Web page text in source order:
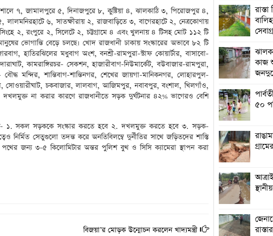
৭, জামালপুরে ৫, দিনাজপুরে ৮, কুষ্টিয়া ৪, ঝালকাঠি ৩, পিরোজপুর ৪,
লালমনিরহাটে ৬, সাতক্ষীরায় ২, রাজবাড়িতে ৩, বাগেরহাটে ২, নেত্রকোণায়
২, রংপুরে ২, সিলেটে ২, চট্টগ্রামে ৪ এবং খুলনায় ৪ টিসহ মোট ১১২ টি
ভোগান্তি বেড়ে চলছে। খোদ রাজধানী ঢাকায় সংস্কারের অভাবে ৮২ টি
হাতিরঝিলের মধুবাগ অংশ, বনশ্রী-রামপুরা-স্টাফ কোয়ার্টার, বাসাবো-
কামরাঙ্গিরচর- সেকশন, হাজারীবাগ-নিউমার্কেট, বউবাজার-রামপুরা,
মন্দির, শান্তিবাগ-শান্তিনগর, শেখের জায়গা-মানিকনগর, লোহারপুল-
সোওয়ারীঘাট, চকবাজার, লালবাগ, আজিমপুর, নবাবপুর, বংশাল, খিলগাঁও,
না করার কারণে রাজধানীতে সড়ক দুর্ঘটনার ৪২% ভাগেরও বেশি
১. সকল সড়ককে সংস্কার করতে হবে ২. দখলমুক্ত করতে হবে ৩. সড়ক-
সেতুগুলো তদন্ত করে অনতিবিলম্বে দুর্নীতির সাথে জড়িতদের শাস্তি
পথের জন্য ৩-৫ কিলোমিটার অন্তর পুলিশ বুথ ও সিসি ক্যামেরা স্থাপন করা
বিজয়া’র মোড়ক উন্মোচন করলেন খাদ্যমন্ত্রী
আত্রাইয়ে
গণঅভ্যুত্থান
ঝালকাঠিতে
পালিত
রাবিপ্রবি’তে
দিবস-২০২৬’
কাজ
৫০